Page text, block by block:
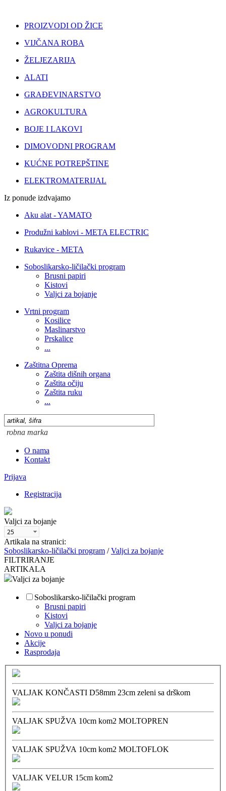
PROIZVODI OD ŽICE
VIJČANA ROBA
ŽELJEZARIJA
ALATI
GRAĐEVINARSTVO
AGROKULTURA
BOJE I LAKOVI
DIMOVODNI PROGRAM
KUĆNE POTREPŠTINE
ELEKTROMATERIJAL
Iz ponude izdvajamo
Aku alat - YAMATO
Produžni kablovi - META ELECTRIC
Rukavice - META
Soboslikarsko-ličilački program
Brusni papiri
Kistovi
Valjci za bojanje
Vrtni program
Kosilice
Maslinarstvo
Prskalice
...
Zaštitna Oprema
Zaštita dišnih organa
Zaštita očiju
Zaštita ruku
...
O nama
Kontakt
Prijava
Registracija
Valjci za bojanje
Artikala na stranici:
Soboslikarsko-ličilački program /Valjci za bojanje
FILTRIRANJE
ARTIKALA
Valjci za bojanje
Soboslikarsko-ličilački program
Brusni papiri
Kistovi
Valjci za bojanje
Novo u ponudi
Akcije
Rasprodaja
VALJAK KONČASTI D58mm 23cm zeleni sa drškom
VALJAK SPUŽVA 10cm kom2 MOLTOPREN
VALJAK SPUŽVA 10cm kom2 MOLTOFLOK
VALJAK VELUR 15cm kom2